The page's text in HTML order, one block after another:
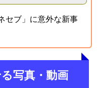
セブ」に意外な新事
写真・動画